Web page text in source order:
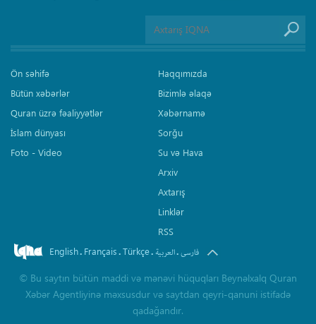
Ön səhifə
Bütün xəbərlər
Quran üzrə fəaliyyətlər
İslam dünyası
Foto - Video
Haqqımızda
Bizimlə əlaqə
Xəbərnamə
Sorğu
Su və Hava
Arxiv
Axtarış
Linklər
RSS
English. Français.Türkçe. العربیة.فارسی
© Bu saytın bütün maddi və mənəvi hüquqları Beynəlxalq Quran
Xəbər Agentliyinə məxsusdur və saytdan qeyri-qanuni istifadə
qadağandır.